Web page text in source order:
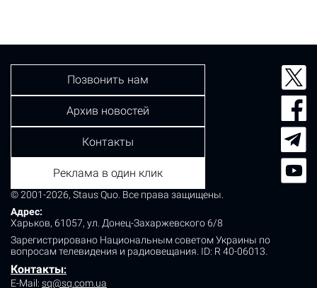
© 2001-2026, Staus Quo. Все права защищены.
Адрес:
Харьков, 61057, ул. Донец-Захаржевского 6/8
Зарегистрировано Национальным советом Украины по
вопросам телевидения и радиовещания. ID: R 40-06013.
Контакты:
E-Mail: sq@sq.com.ua
Позвонить нам
Архив новостей
Контакты
Реклама в один клик